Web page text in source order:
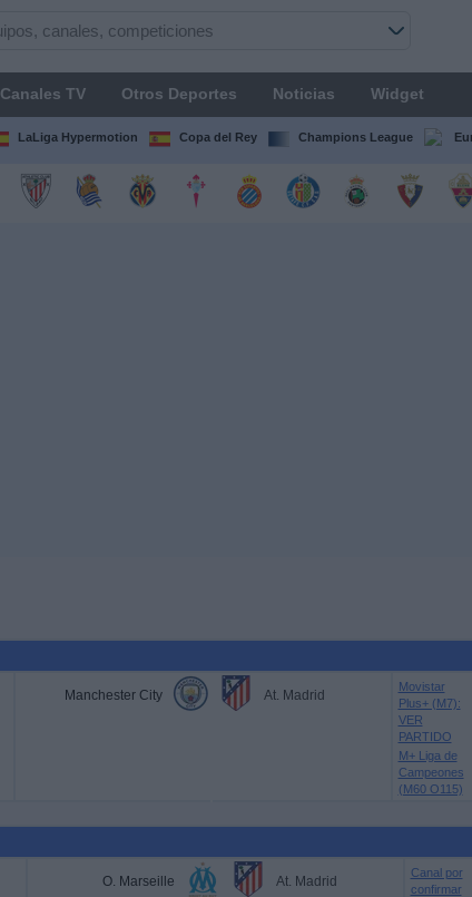
Canales TV Otros Deportes Noticias Widget
LaLiga Hypermotion Copa del Rey Champions League
Manchester City At. Madrid
Movistar
Plus+ (M7):
VER
PARTIDO
M+ Liga de
Campeones
(M60 O115)
O. Marseille At. Madrid
Canal por
confirmar